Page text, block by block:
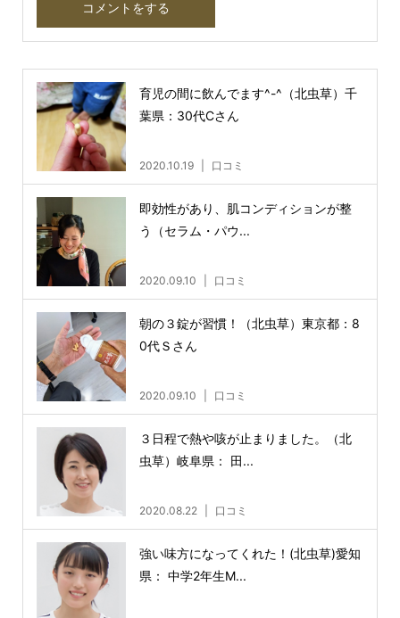
育児の間に飲んでます^-^（北虫草）千
葉県：30代Cさん
2020.10.19 口コミ
即効性があり、肌コンディションが整
う（セラム・パウ...
2020.09.10 口コミ
朝の３錠が習慣！（北虫草）東京都：8
0代Ｓさん
2020.09.10 口コミ
３日程で熱や咳が止まりました。（北
虫草）岐阜県： 田...
2020.08.22 口コミ
強い味方になってくれた！(北虫草)愛知
県： 中学2年生M...